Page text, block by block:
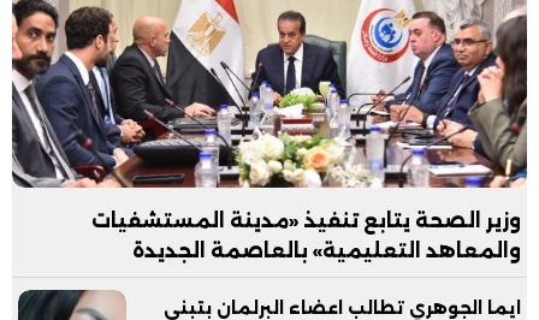
وزير الصحة يتابع تنفيذ «مدينة المستشفيات
والمعاهد التعليمية» بالعاصمة الجديدة
ايما الجوهري تطالب اعضاء البرلمان بتبني